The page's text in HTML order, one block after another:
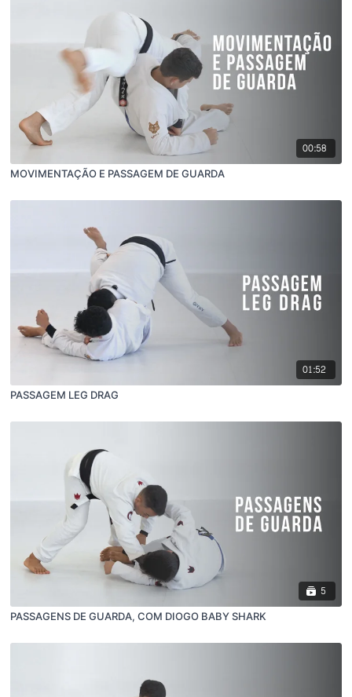
00:58
MOVIMENTAÇÃO E PASSAGEM DE GUARDA
01:52
PASSAGEM LEG DRAG
5
PASSAGENS DE GUARDA, COM DIOGO BABY SHARK